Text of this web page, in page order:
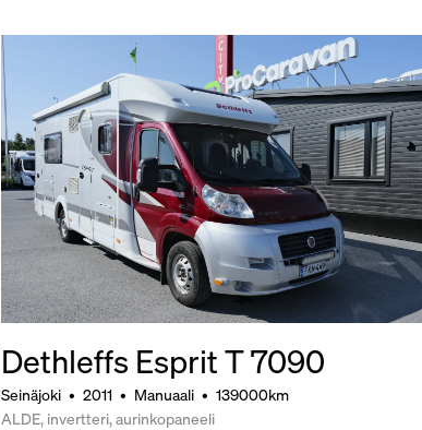
Dethleffs Esprit T 7090
Seinäjoki • 2011 • Manuaali • 139000km
ALDE, invertteri, aurinkopaneeli